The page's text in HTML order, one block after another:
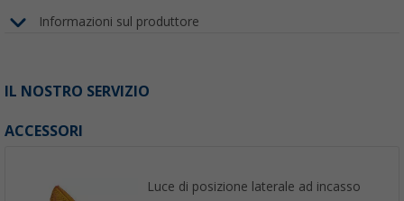
Informazioni sul produttore
IL NOSTRO SERVIZIO
ACCESSORI
Luce di posizione laterale ad incasso